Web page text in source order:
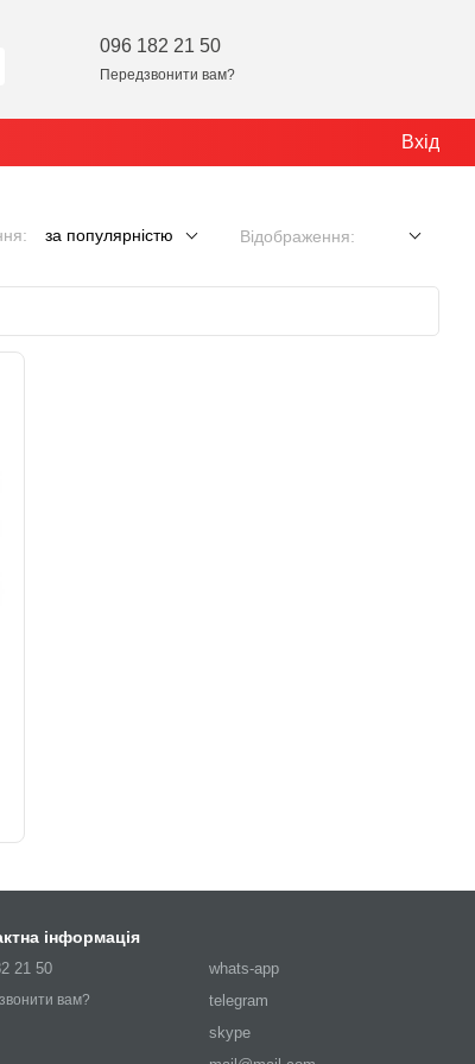
096 182 21 50
Передзвонити вам?
Вхід
за популярністю Відображення:
інформація
21 50
вам?
whats-app
telegram
skype